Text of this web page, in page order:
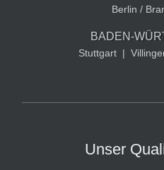
Berlin /
BADEN-
Stuttgart |
Unser